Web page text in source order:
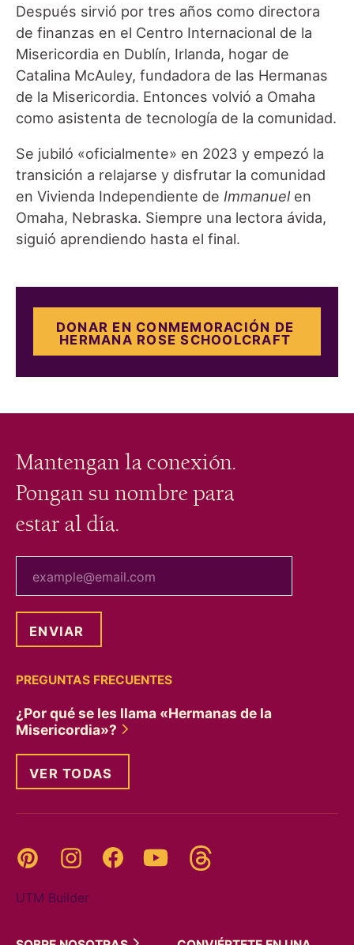
Después sirvió por tres años como directora
de finanzas en el Centro Internacional de la
Misericordia en Dublín, Irlanda, hogar de
Catalina McAuley, fundadora de las Hermanas
de la Misericordia. Entonces volvió a Omaha
como asistenta de tecnología de la comunidad.
Se jubiló «oficialmente» en 2023 y empezó la
transición a relajarse y disfrutar la comunidad
en Vivienda Independiente de Immanuelen
Omaha, Nebraska. Siempre una lectora ávida,
siguió aprendiendo hasta el final.
DONAR EN CONMEMORACIÓN DE
HERMANA ROSE SCHOOLCRAFT
Mantengan la conexión.
Pongan su nombre para
estar al día.
PREGUNTAS FRECUENTES
¿Por qué se les llama «Hermanas de la
Misericordia»?
VER TODAS
Pinterest InstagramFacebookYouTube
UTM Builder